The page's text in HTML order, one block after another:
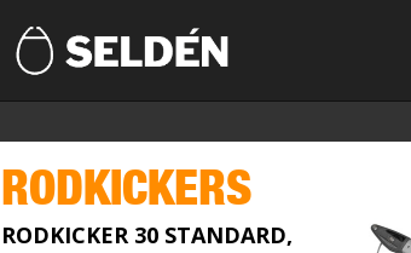
RODKICKERS
RODKICKER 30 STANDARD,